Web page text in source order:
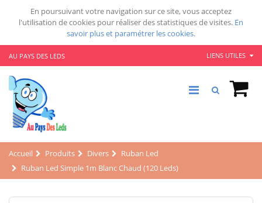
En poursuivant votre navigation sur ce site, vous acceptez
l'utilisation de cookies pour réaliser des statistiques de visites. En
savoir plus et paramétrer les cookies.
AU PAYS DES LEDS LIENS UTILES
Accueil Produits Divers
Ruban Led
Ruban Led Simple 1m Blanc Chaud (120 Leds)